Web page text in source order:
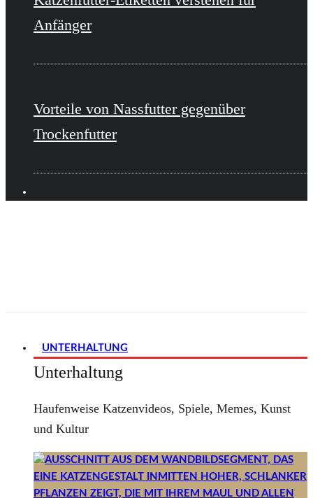
Anfänger
Vorteile von Nassfutter gegenüber
Trockenfutter
UNTERHALTUNG
Unterhaltung
Haufenweise Katzenvideos, Spiele, Memes, Kunst
und Kultur